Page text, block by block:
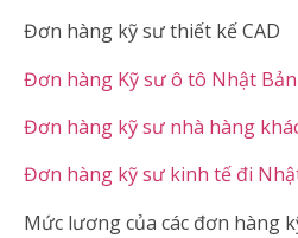
Đơn hàng kỹ sư thiết kế CAD
Đơn hàng Kỹ sư ô tô Nhật Bản
Đơn hàng kỹ sư nhà hàng
Đơn hàng kỹ sư kinh tế đi
Mức lương của các đơn hàng